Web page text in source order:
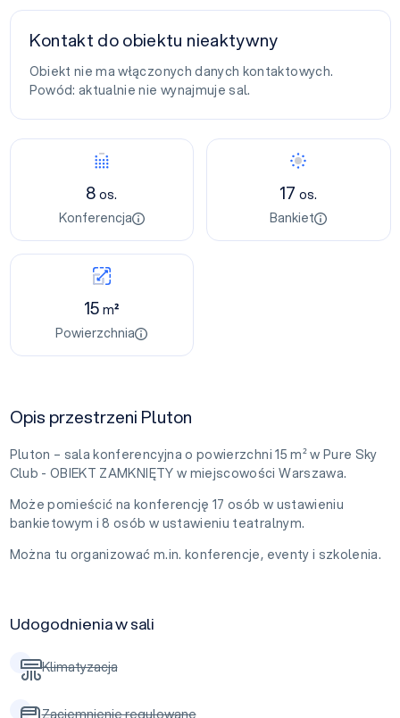
8os.
Konferencja
17os.
Bankiet
15m²
Powierzchnia
Opis przestrzeni Pluton
Pluton – sala konferencyjna o powierzchni 15 m² w Pure Sky
Club - OBIEKT ZAMKNIĘTY w miejscowości Warszawa.
Może pomieścić na konferencję 17 osób w ustawieniu
bankietowym i 8 osób w ustawieniu teatralnym.
Można tu organizować m.in. konferencje, eventy i szkolenia.
Udogodnienia w sali
Klimatyzacja
Kontakt do obiektu nieaktywny
Obiekt nie ma włączonych danych kontaktowych.
Powód: aktualnie nie wynajmuje sal.